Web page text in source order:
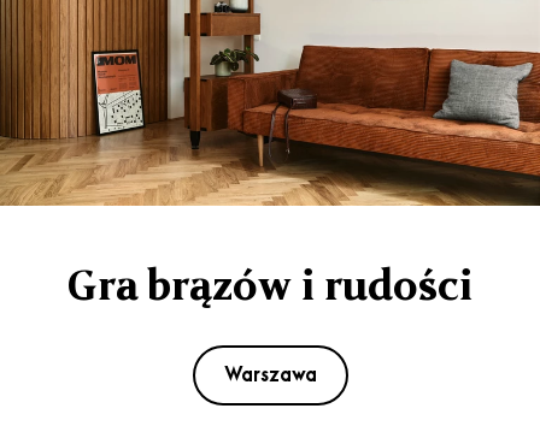
Gra brązów i rudości
Warszawa